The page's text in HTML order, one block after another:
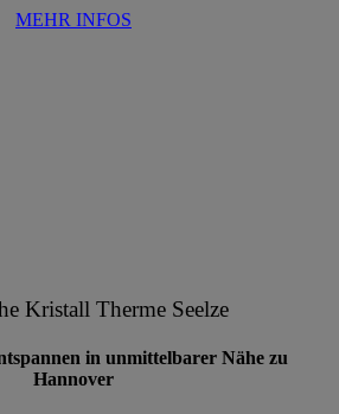
MEHR INFOS
Kristall Therme Seelze
in unmittelbarer Nähe zu
Hannover